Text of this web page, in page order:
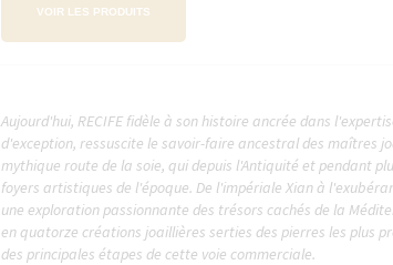
VOIR LES PRODUITS
Aujourd'hui, RECIFE fidèle à son histoire ancrée dans
d'exception, ressuscite le savoir-faire ancestral des maîtres
mythique route de la soie, qui depuis l'Antiquité et pendant
foyers artistiques de l'époque. De l'impériale Xian à
une exploration passionnante des trésors cachés de la
en quatorze créations joaillières serties des pierres les plus
des principales étapes de cette voie commerciale.